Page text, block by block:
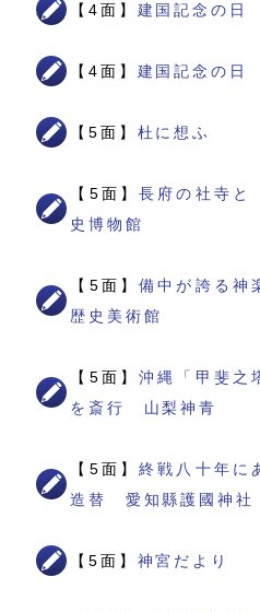
【4面】 建国記念の日
【4面】 建国記念の日
【5面】 杜に想ふ
【5面】長府の社寺
史博物館
【5面】備中が誇る
歴史美術館
【5面】沖縄「甲斐
を斎行 山梨神青
【5面】終戦八十年
造替 愛知縣護國神社
【5面】 神宮だより